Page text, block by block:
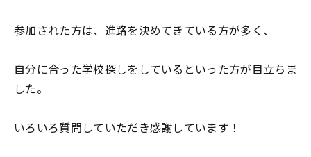
参加された方は、進路を決めてきている方が多く、
自分に合った学校探しをしているといった方が目立ちま
した。
いろいろ質問していただき感謝しています！